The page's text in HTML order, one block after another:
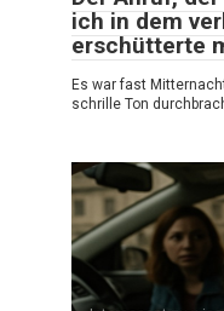
ich in dem
erschütterte
Es war fast
schrille Ton